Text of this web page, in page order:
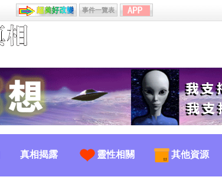
事件一覽表
真相揭露 靈性相關 其他資源